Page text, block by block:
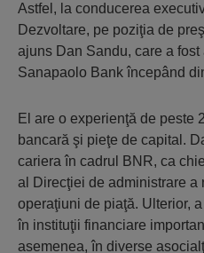
Astfel, la conducerea
Dezvoltare, pe poziţia de
ajuns Dan Sandu, care a
Sanapaolo Bank începând
El are o experienţă de peste
bancară şi pieţe de capital.
cariera în cadrul BNR, ca
al Direcţiei de administrare a
operaţiuni de piaţă. Ulterior,
în instituţii financiare
asemenea, în diverse